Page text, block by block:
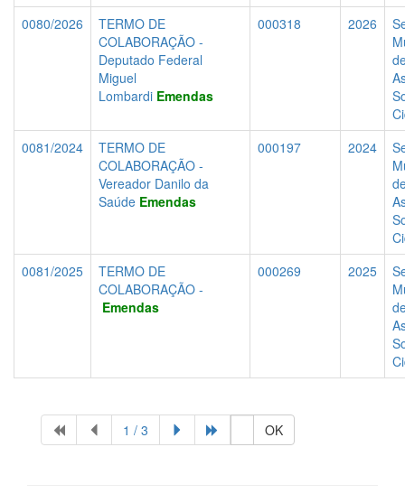
0080/2026
TERMO DE
COLABORAÇÃO -
Deputado Federal
Miguel
Lombardi Emendas
000318 2026
0081/2024
TERMO DE
COLABORAÇÃO -
Vereador Danilo da
Saúde Emendas
000197 2024
0081/2025
TERMO DE
COLABORAÇÃO -
Emendas
000269 2025
1 / 3 OK